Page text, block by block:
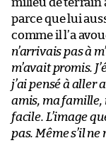
milieu de terrain
parce que lui
comme il l’a
n’arrivais pas à
m’avait promis.
j’ai pensé à aller
amis, ma famille,
facile. L’image
pas. Même s’il